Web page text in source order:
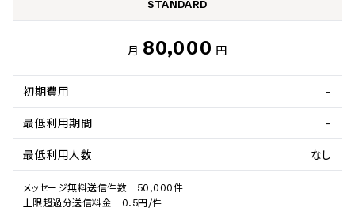
STANDARD
月 80,000 円
初期費用 -
最低利用期間 -
最低利用人数 なし
メッセージ無料送信件数　50,000件
上限超過分送信料金　0.5円/件